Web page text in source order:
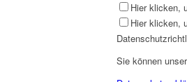
Hier klicken,
Hier klicken,
Sie können